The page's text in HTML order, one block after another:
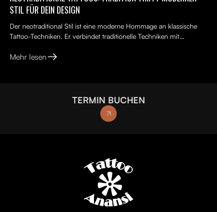
STIL FÜR DEIN DESIGN
Der neotraditional Stil ist eine moderne Hommage an klassische
Tattoo-Techniken. Er verbindet traditionelle Techniken mit
Mehr lesen
TERMIN BUCHEN